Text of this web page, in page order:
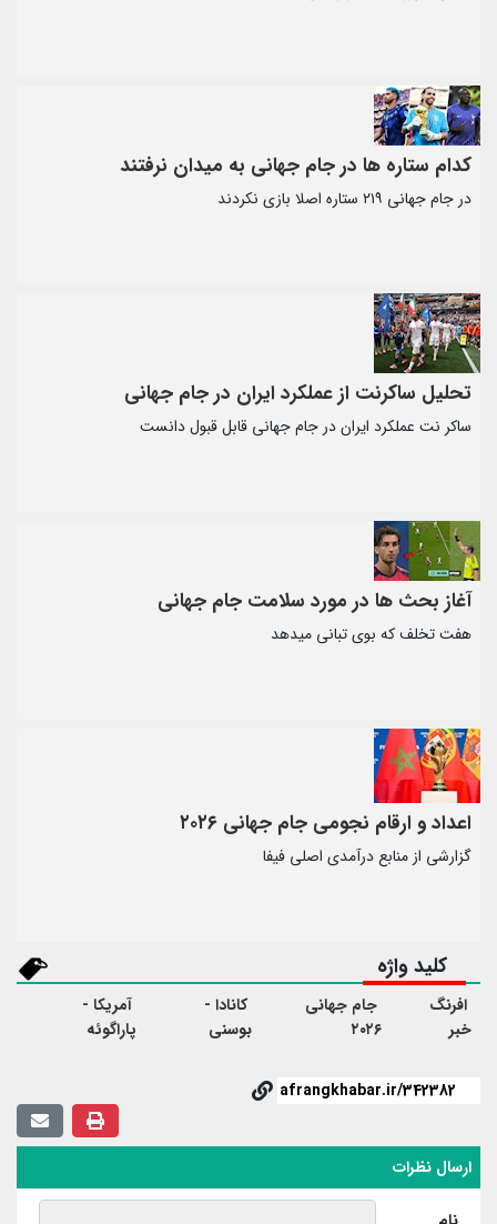
کدام ستاره ها در جام جهانی به میدان نرفتند
در جام جهانی ۲۱۹ ستاره اصلا بازی نکردند
تحلیل ساکرنت از عملکرد ایران در جام جهانی
ساکر نت عملکرد ایران در جام جهانی قابل قبول دانست
آغاز بحث ها در مورد سلامت جام جهانی
هفت تخلف که بوی تبانی میدهد
اعداد و ارقام نجومی جام جهانی ۲۰۲۶
گزارشی از منابع درآمدی اصلی فیفا
کلید واژه
افرنگ
خبر
جام جهانی
۲۰۲۶
کانادا -
بوسنی
آمریکا -
پاراگوئه
ارسال نظرات